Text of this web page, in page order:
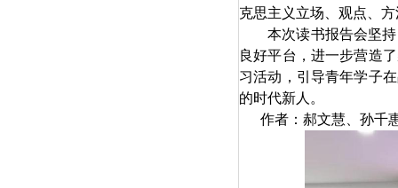
克思主义立场、观点、
本次读书报告会坚
良好平台，进一步营造
习活动，引导青年学子
的时代新人。
作者：郝文慧、孙千